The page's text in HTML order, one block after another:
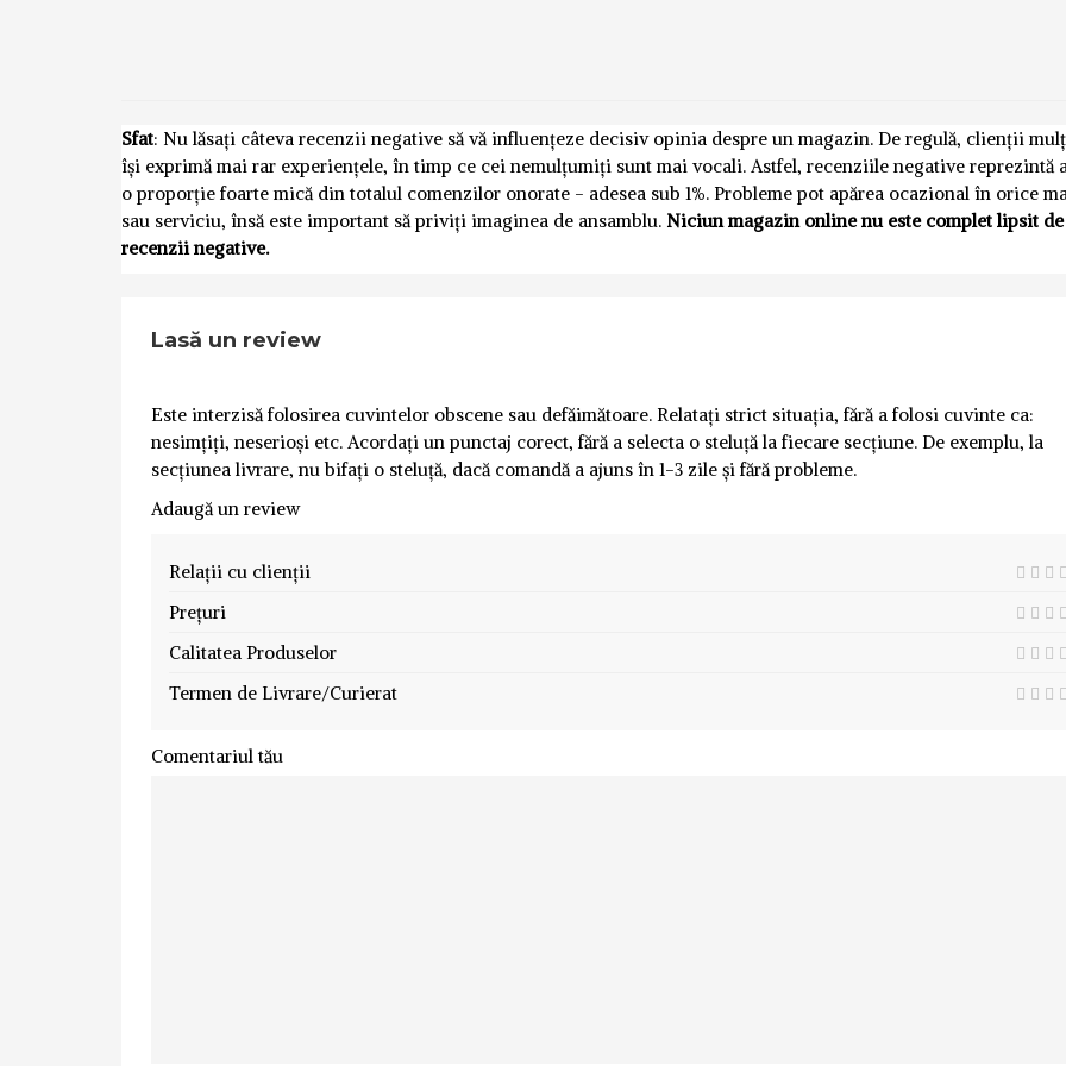
Sfat: Nu lăsați câteva recenzii negative să vă influențeze decisiv opinia despre un magazin. De regulă, clienții
își exprimă mai rar experiențele, în timp ce cei nemulțumiți sunt mai vocali. Astfel, recenziile negative reprezintă
o proporție foarte mică din totalul comenzilor onorate - adesea sub 1%. Probleme pot apărea ocazional în orice
sau serviciu, însă este important să priviți imaginea de ansamblu. Niciun magazin online nu este complet lipsit de
recenzii negative.
Lasă un review
Este interzisă folosirea cuvintelor obscene sau defăimătoare. Relatați strict situația, fără a folosi cuvinte ca:
nesimțiți, neserioși etc. Acordați un punctaj corect, fără a selecta o steluță la fiecare secțiune. De exemplu, la
secțiunea livrare, nu bifați o steluță, dacă comandă a ajuns în 1-3 zile și fără probleme.
Adaugă un review
Relații cu clienții
Prețuri
Calitatea Produselor
Termen de Livrare/Curierat
Comentariul tău